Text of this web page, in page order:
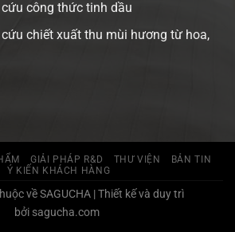
công thức tinh dầu
chiết xuất thu mùi hương từ hoa,
GIẢI PHÁP R&D THƯ VIỆN
BẢN TIN
Ý KIẾN KHÁCH HÀNG
về SAGUCHA | Thiết kế và duy trì
bởi sagucha.com